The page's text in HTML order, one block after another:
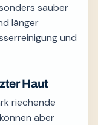
sauber
länger
und
Haut
riechende
aber